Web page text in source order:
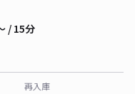
/ 15分
再入庫